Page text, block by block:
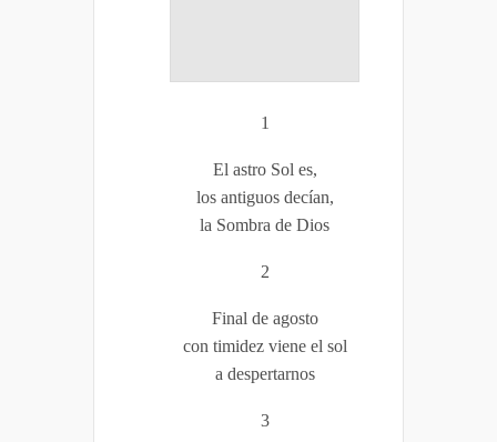
1
El astro Sol es,
los antiguos decían,
la Sombra de Dios
2
Final de agosto
con timidez viene el sol
a despertarnos
3